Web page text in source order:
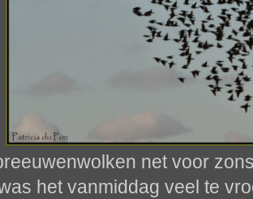
net voor
het vanmiddag veel te